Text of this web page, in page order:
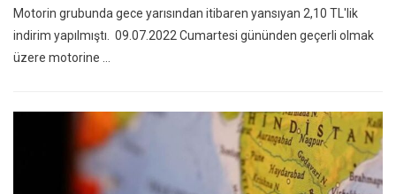
Motorin grubunda gece yarısından itibaren yansıyan 2,10 TL'lik
indirim yapılmıştı. 09.07.2022 Cumartesi gününden geçerli olmak
üzere motorine ...